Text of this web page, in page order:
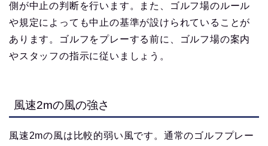
側が中止の判断を行います。また、ゴルフ場のルール
や規定によっても中止の基準が設けられていることが
あります。ゴルフをプレーする前に、ゴルフ場の案内
やスタッフの指示に従いましょう。
風速2mの風の強さ
風速2mの風は比較的弱い風です。通常のゴルフプレー